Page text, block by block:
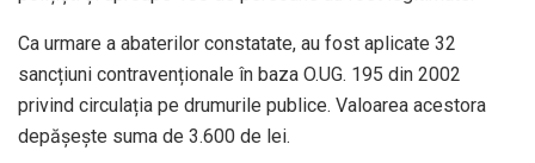
Ca urmare a abaterilor constatate, au fost aplicate 32
sancțiuni contravenționale în baza O.UG. 195 din 2002
privind circulația pe drumurile publice. Valoarea acestora
depășește suma de 3.600 de lei.